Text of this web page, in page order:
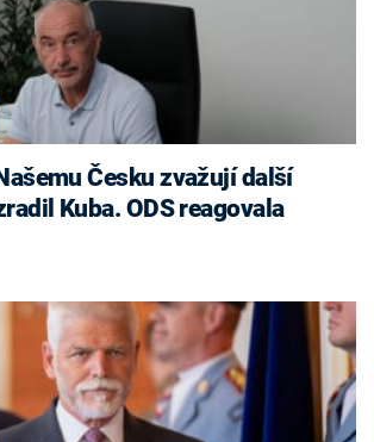
Kuba. ODS reagovala